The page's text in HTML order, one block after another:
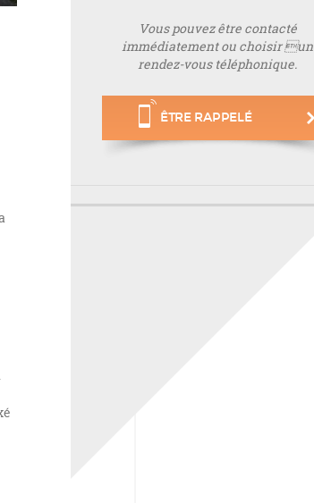
Vous pouvez être contacté
immédiatement ou choisir un
rendez-vous téléphonique.
ÊTRE RAPPELÉ